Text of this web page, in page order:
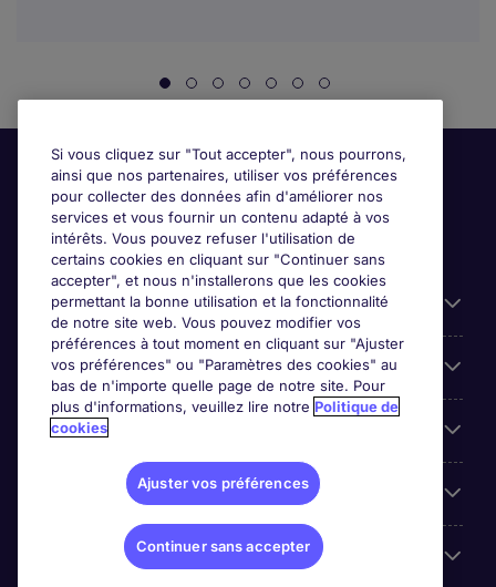
Candidats
Entreprises
Contact
Les avis Google
Nos offres d'emploi
Si vous cliquez sur "Tout accepter", nous pourrons,
ainsi que nos partenaires, utiliser vos préférences
pour collecter des données afin d'améliorer nos
services et vous fournir un contenu adapté à vos
intérêts. Vous pouvez refuser l'utilisation de
certains cookies en cliquant sur "Continuer sans
accepter", et nous n'installerons que les cookies
permettant la bonne utilisation et la fonctionnalité
de notre site web. Vous pouvez modifier vos
préférences à tout moment en cliquant sur "Ajuster
vos préférences" ou "Paramètres des cookies" au
bas de n'importe quelle page de notre site. Pour
plus d'informations, veuillez lire notre Politique de
cookies
Ajuster vos préférences
Continuer sans accepter